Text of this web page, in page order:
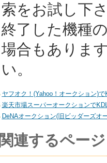
索をお試し下
終了した機種
場合もありま
い。
ヤフオク！(Yahoo！オークション)
楽天市場スーパーオークションで
DeNAオークション(旧ビッダーズオ
関連するページ